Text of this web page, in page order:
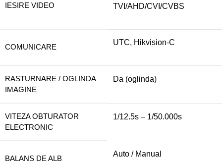
IESIRE VIDEO
TVI/AHD/CVI/CVBS
COMUNICARE
UTC, Hikvision-C
RASTURNARE / OGLINDA
IMAGINE
Da (oglinda)
VITEZA OBTURATOR
ELECTRONIC
1/12.5s – 1/50.000s
BALANS DE ALB
Auto / Manual